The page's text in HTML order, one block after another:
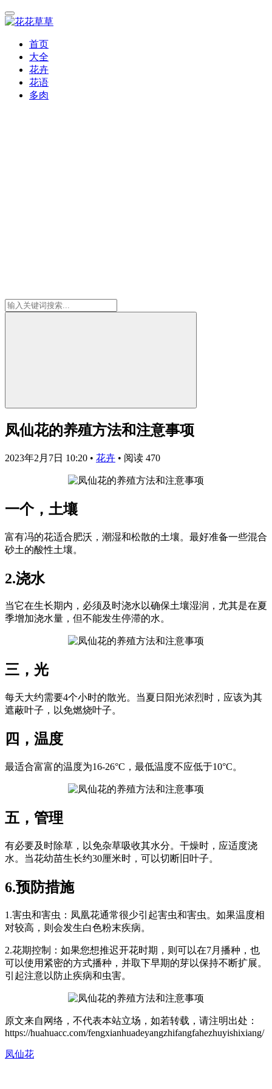
首页
大全
花卉
花语
多肉
凤仙花的养殖方法和注意事项
2023年2月7日 10:20 • 花卉 • 阅读 470
一个，土壤
富有冯的花适合肥沃，潮湿和松散的土壤。最好准备一些混合
砂土的酸性土壤。
2.浇水
当它在生长期内，必须及时浇水以确保土壤湿润，尤其是在夏
季增加浇水量，但不能发生停滞的水。
三，光
每天大约需要4个小时的散光。当夏日阳光浓烈时，应该为其
遮蔽叶子，以免燃烧叶子。
四，温度
最适合富富的温度为16-26°C，最低温度不应低于10°C。
五，管理
有必要及时除草，以免杂草吸收其水分。干燥时，应适度浇
水。当花幼苗生长约30厘米时，可以切断旧叶子。
6.预防措施
1.害虫和害虫：凤凰花通常很少引起害虫和害虫。如果温度相
对较高，则会发生白色粉末疾病。
2.花期控制：如果您想推迟开花时期，则可以在7月播种，也
可以使用紧密的方式播种，并取下早期的芽以保持不断扩展。
引起注意以防止疾病和虫害。
原文来自网络，不代表本站立场，如若转载，请注明出处：
https://huahuacc.com/fengxianhuadeyangzhifangfahezhuyishixiang/
凤仙花